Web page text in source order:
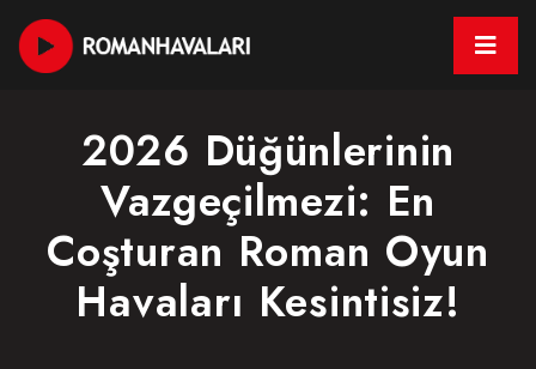
2026 Düğünlerinin
Vazgeçilmezi: En
Coşturan Roman Oyun
Havaları Kesintisiz!